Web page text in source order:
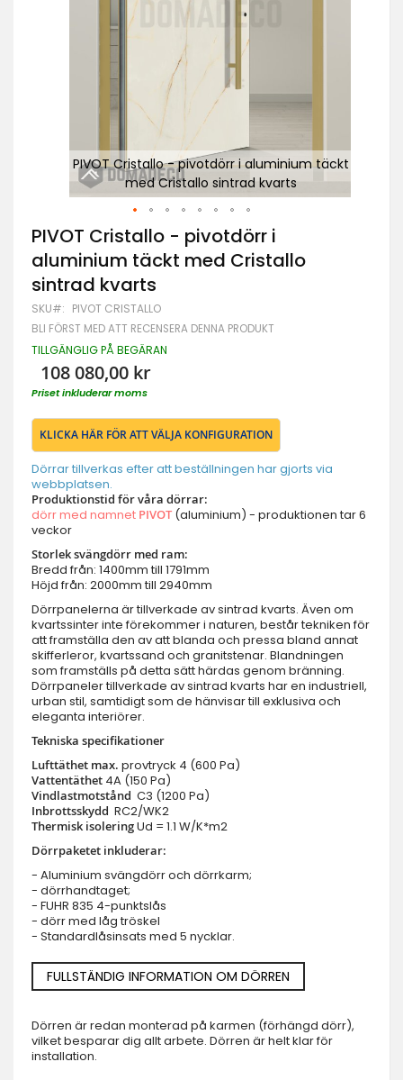
PIVOT Cristallo - pivotdörr i aluminium täckt
med Cristallo sintrad kvarts
Hoppa
till
början
av
bildgalleriet
PIVOT Cristallo - pivotdörr i
aluminium täckt med Cristallo
sintrad kvarts
SKU PIVOT CRISTALLO
BLI FÖRST MED ATT RECENSERA DENNA PRODUKT
TILLGÄNGLIG PÅ BEGÄRAN
108 080,00 kr
Priset inkluderar moms
KLICKA HÄR FÖR ATT VÄLJA KONFIGURATION
Dörrar tillverkas efter att beställningen har gjorts via
webbplatsen.
Produktionstid för våra dörrar:
dörr med namnet PIVOT (aluminium) - produktionen tar 6
veckor
Storlek svängdörr med ram:
Bredd från: 1400mm till 1791mm
Höjd från: 2000mm till 2940mm
Dörrpanelerna är tillverkade av sintrad kvarts. Även om
kvartssinter inte förekommer i naturen, består tekniken för
att framställa den av att blanda och pressa bland annat
skifferleror, kvartssand och granitstenar. Blandningen
som framställs på detta sätt härdas genom bränning.
Dörrpaneler tillverkade av sintrad kvarts har en industriell,
urban stil, samtidigt som de hänvisar till exklusiva och
eleganta interiörer.
Tekniska specifikationer
Lufttäthet max. provtryck 4 (600 Pa)
Vattentäthet 4A (150 Pa)
Vindlastmotstånd C3 (1200 Pa)
Inbrottsskydd RC2/WK2
Thermisk isoleringUd = 1.1 W/K*m2
Dörrpaketet inkluderar:
- Aluminium svängdörr och dörrkarm;
- dörrhandtaget;
- FUHR 835 4-punktslås
- dörr med låg tröskel
- Standardlåsinsats med 5 nycklar.
FULLSTÄNDIG INFORMATION OM DÖRREN
Dörren är redan monterad på karmen (förhängd dörr),
vilket besparar dig allt arbete. Dörren är helt klar för
installation.